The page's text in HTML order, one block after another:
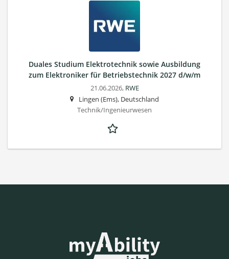
Duales Studium Elektrotechnik sowie Ausbildung
zum Elektroniker für Betriebstechnik 2027 d/w/m
21.06.2026, RWE
Lingen (Ems), Deutschland
Technik/Ingenieurwesen